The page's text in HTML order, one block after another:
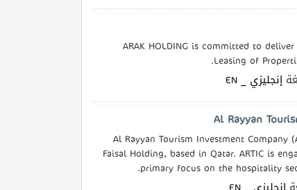
ARAK HOLDING is committed to
Leasing of
إنجليزي _ EN
Al Rayyan Tourism Investment
Faisal Holding, based in Qatar. ARTIC is
primary focus on the hospitality